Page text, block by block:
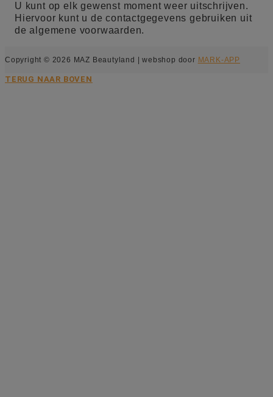
U kunt op elk gewenst moment weer uitschrijven.
Hiervoor kunt u de contactgegevens gebruiken uit
de algemene voorwaarden.
Copyright © 2026 MAZ Beautyland | webshop door MARK-APP
TERUG NAAR BOVEN